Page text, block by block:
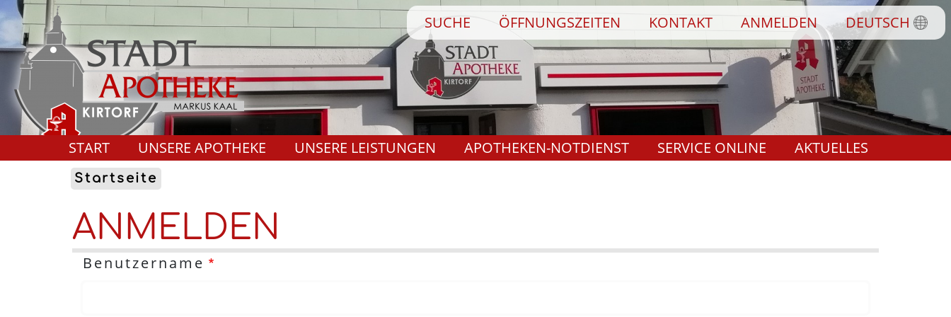
Direkt
Inhalt
SUCHE ÖFFNUNGSZEITEN KONTAKT ANMELDEN DEUTSCH
START UNSERE APOTHEKE UNSERE LEISTUNGEN APOTHEKEN-NOTDIENST SERVICE ONLINE AKTUELLES
Startseite
ANMELDEN
Benutzername